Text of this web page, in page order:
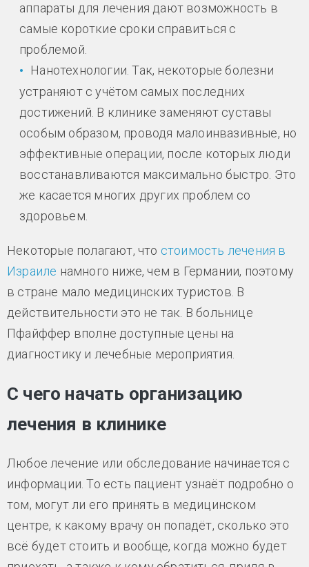
аппараты для лечения дают возможность в
самые короткие сроки справиться с
проблемой.
Нанотехнологии. Так, некоторые болезни
устраняют с учётом самых последних
достижений. В клинике заменяют суставы
особым образом, проводя малоинвазивные, но
эффективные операции, после которых люди
восстанавливаются максимально быстро. Это
же касается многих других проблем со
здоровьем.
Некоторые полагают, что стоимость лечения в
Израиле намного ниже, чем в Германии, поэтому
в стране мало медицинских туристов. В
действительности это не так. В больнице
Пфайффер вполне доступные цены на
диагностику и лечебные мероприятия.
С чего начать организацию
лечения в клинике
Любое лечение или обследование начинается с
информации. То есть пациент узнаёт подробно о
том, могут ли его принять в медицинском
центре, к какому врачу он попадёт, сколько это
всё будет стоить и вообще, когда можно будет